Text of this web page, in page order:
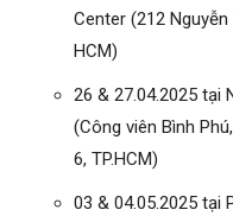
Center (212 Nguyễn
HCM)
26 & 27.04.2025 tại
(Công viên Bình
6, TP.HCM)
03 & 04.05.2025 tại